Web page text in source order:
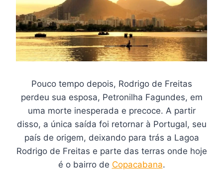
Pouco tempo depois, Rodrigo de Freitas
perdeu sua esposa, Petronilha Fagundes, em
uma morte inesperada e precoce. A partir
disso, a única saída foi retornar à Portugal, seu
país de origem, deixando para trás a Lagoa
Rodrigo de Freitas e parte das terras onde hoje
é o bairro de Copacabana.